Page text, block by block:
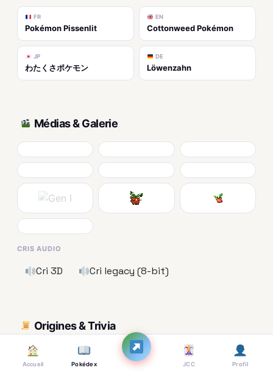
FR
Pokémon Pissenlit
EN
Cottonweed Pokémon
JP
わたくさポケモン
DE
Löwenzahn
Médias & Galerie
CRIS AUDIO
Cri 3D Cri legacy (8-bit)
Origines & Trivia
Origines, étymologie et trivia en cours de
Accueil Pokédex JCC Profil